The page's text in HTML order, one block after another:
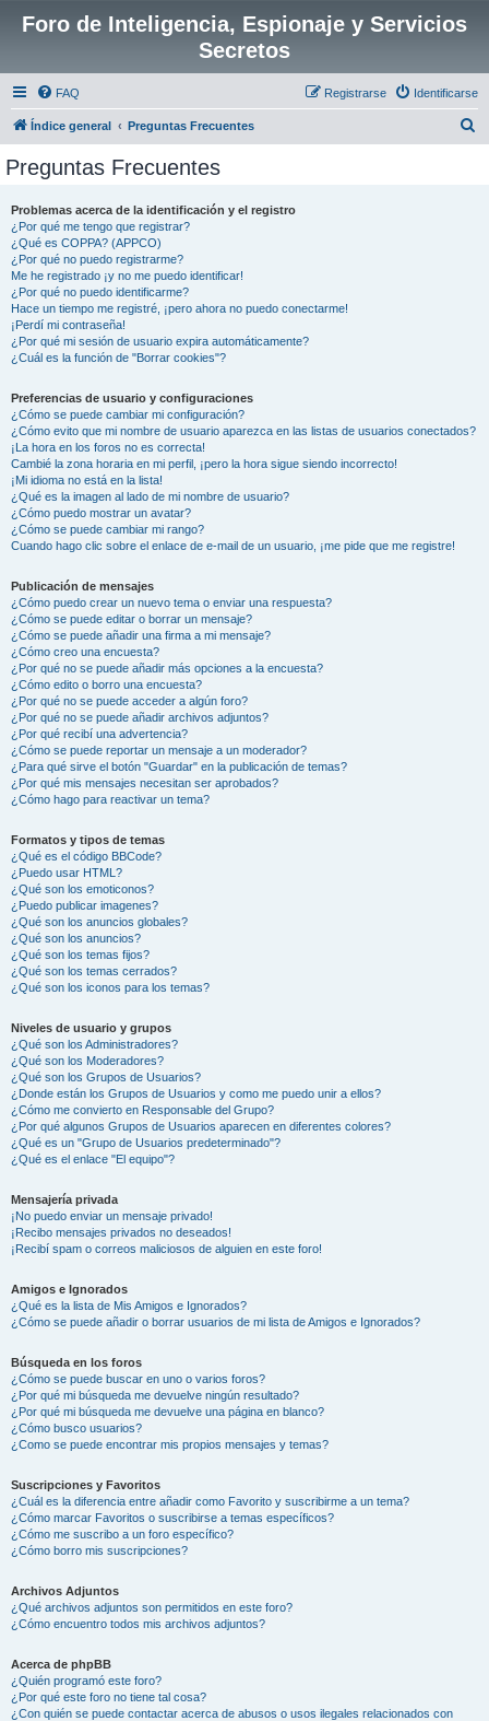
Foro de Inteligencia, Espionaje y Servicios
Secretos
FAQ Identificarse
Registrarse
Índice general Preguntas Frecuentes
Preguntas Frecuentes
Problemas acerca de la identificación y el registro
¿Por qué me tengo que registrar?
¿Qué es COPPA? (APPCO)
¿Por qué no puedo registrarme?
Me he registrado ¡y no me puedo identificar!
¿Por qué no puedo identificarme?
Hace un tiempo me registré, ¡pero ahora no puedo conectarme!
¡Perdí mi contraseña!
¿Por qué mi sesión de usuario expira automáticamente?
¿Cuál es la función de "Borrar cookies"?
Preferencias de usuario y configuraciones
¿Cómo se puede cambiar mi configuración?
¿Cómo evito que mi nombre de usuario aparezca en las listas de usuarios conectados?
¡La hora en los foros no es correcta!
Cambié la zona horaria en mi perfil, ¡pero la hora sigue siendo incorrecto!
¡Mi idioma no está en la lista!
¿Qué es la imagen al lado de mi nombre de usuario?
¿Cómo puedo mostrar un avatar?
¿Cómo se puede cambiar mi rango?
Cuando hago clic sobre el enlace de e-mail de un usuario, ¡me pide que me registre!
Publicación de mensajes
¿Cómo puedo crear un nuevo tema o enviar una respuesta?
¿Cómo se puede editar o borrar un mensaje?
¿Cómo se puede añadir una firma a mi mensaje?
¿Cómo creo una encuesta?
¿Por qué no se puede añadir más opciones a la encuesta?
¿Cómo edito o borro una encuesta?
¿Por qué no se puede acceder a algún foro?
¿Por qué no se puede añadir archivos adjuntos?
¿Por qué recibí una advertencia?
¿Cómo se puede reportar un mensaje a un moderador?
¿Para qué sirve el botón "Guardar" en la publicación de temas?
¿Por qué mis mensajes necesitan ser aprobados?
¿Cómo hago para reactivar un tema?
Formatos y tipos de temas
¿Qué es el código BBCode?
¿Puedo usar HTML?
¿Qué son los emoticonos?
¿Puedo publicar imagenes?
¿Qué son los anuncios globales?
¿Qué son los anuncios?
¿Qué son los temas fijos?
¿Qué son los temas cerrados?
¿Qué son los iconos para los temas?
Niveles de usuario y grupos
¿Qué son los Administradores?
¿Qué son los Moderadores?
¿Qué son los Grupos de Usuarios?
¿Donde están los Grupos de Usuarios y como me puedo unir a ellos?
¿Cómo me convierto en Responsable del Grupo?
¿Por qué algunos Grupos de Usuarios aparecen en diferentes colores?
¿Qué es un "Grupo de Usuarios predeterminado"?
¿Qué es el enlace "El equipo"?
Mensajería privada
¡No puedo enviar un mensaje privado!
¡Recibo mensajes privados no deseados!
¡Recibí spam o correos maliciosos de alguien en este foro!
Amigos e Ignorados
¿Qué es la lista de Mis Amigos e Ignorados?
¿Cómo se puede añadir o borrar usuarios de mi lista de Amigos e Ignorados?
Búsqueda en los foros
¿Cómo se puede buscar en uno o varios foros?
¿Por qué mi búsqueda me devuelve ningún resultado?
¿Por qué mi búsqueda me devuelve una página en blanco?
¿Cómo busco usuarios?
¿Como se puede encontrar mis propios mensajes y temas?
Suscripciones y Favoritos
¿Cuál es la diferencia entre añadir como Favorito y suscribirme a un tema?
¿Cómo marcar Favoritos o suscribirse a temas específicos?
¿Cómo me suscribo a un foro específico?
¿Cómo borro mis suscripciones?
Archivos Adjuntos
¿Qué archivos adjuntos son permitidos en este foro?
¿Cómo encuentro todos mis archivos adjuntos?
Acerca de phpBB
¿Quién programó este foro?
¿Por qué este foro no tiene tal cosa?
¿Con quién se puede contactar acerca de abusos o usos ilegales relacionados con